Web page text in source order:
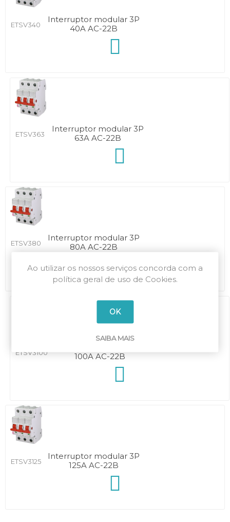
ETSV340
Interruptor modular 3P
40A AC-22B
ETSV363
Interruptor modular 3P
63A AC-22B
ETSV380
Interruptor modular 3P
80A AC-22B
ETSV3100
100A AC-22B
ETSV3125
Interruptor modular 3P
125A AC-22B
Ao utilizar os nossos serviços concorda com a
política geral de uso de Cookies.
OK
SAIBA MAIS